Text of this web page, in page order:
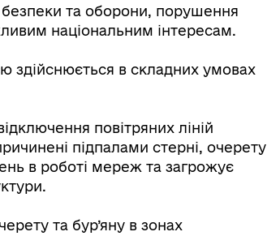
безпеки та оборони, порушення
національним інтересам.
здійснюється в складних умовах
повітряних ліній
підпалами стерні, очерету
в роботі мереж та загрожує
та бур’яну в зонах